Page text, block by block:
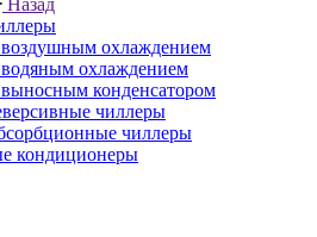
Назад
охлаждением
охлаждением
конденсатором
чиллеры
чиллеры
кондиционеры